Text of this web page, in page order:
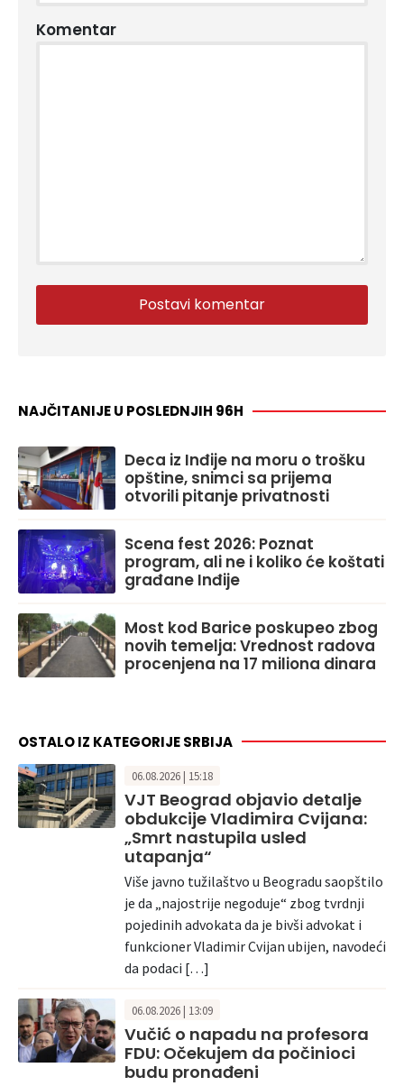
Komentar
NAJČITANIJE U POSLEDNJIH 96H
Deca iz Inđije na moru o trošku
opštine, snimci sa prijema
otvorili pitanje privatnosti
Scena fest 2026: Poznat
program, ali ne i koliko će koštati
građane Inđije
Most kod Barice poskupeo zbog
novih temelja: Vrednost radova
procenjena na 17 miliona dinara
OSTALO IZ KATEGORIJE SRBIJA
06.08.2026 | 15:18
VJT Beograd objavio detalje
obdukcije Vladimira Cvijana:
„Smrt nastupila usled
utapanja“
Više javno tužilaštvo u Beogradu saopštilo
je da „najostrije negoduje“ zbog tvrdnji
pojedinih advokata da je bivši advokat i
funkcioner Vladimir Cvijan ubijen, navodeći
da podaci […]
06.08.2026 | 13:09
Vučić o napadu na profesora
FDU: Očekujem da počinioci
budu pronađeni